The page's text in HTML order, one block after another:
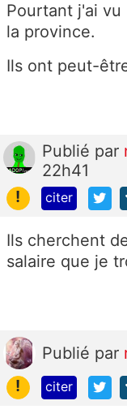
Pourtant j'ai
la province.
Ils ont peut-
Publié par
22h41
!
citer
Ils cherchent
salaire que je
Publié par
!
citer